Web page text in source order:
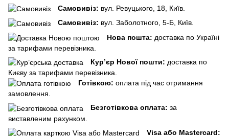
Самовивіз: вул. Ревуцького, 18, Київ.
Самовивіз: вул. Заболотного, 5-Б, Київ.
Нова пошта: доставка по Україні
за тарифами перевізника.
Кур’єр Нової пошти: доставка по
Києву за тарифами перевізника.
Готівкою: оплата під час отримання
замовлення.
Безготівкова оплата: за
виставленим рахунком.
Visa або Mastercard: